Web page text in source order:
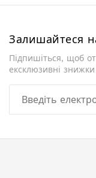
Залишайтеся
Підпишіться, щоб
ексклюзивні знижки